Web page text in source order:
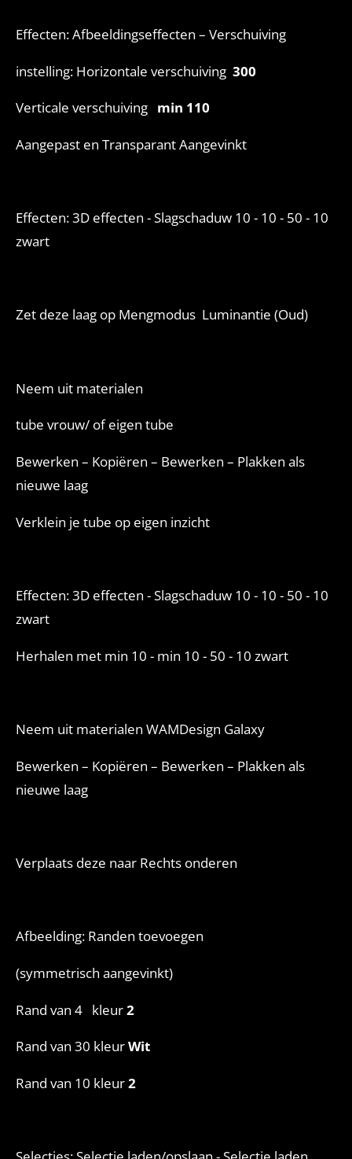
Effecten: Afbeeldingseffecten – Verschuiving
instelling: Horizontale verschuiving 300
Verticale verschuiving min 110
Aangepast en Transparant Aangevinkt
Effecten: 3D effecten - Slagschaduw 10 - 10 - 50 - 10
zwart
Zet deze laag op Mengmodus Luminantie (Oud)
Neem uit materialen
tube vrouw/ of eigen tube
Bewerken – Kopiëren – Bewerken – Plakken als
nieuwe laag
Verklein je tube op eigen inzicht
Effecten: 3D effecten - Slagschaduw 10 - 10 - 50 - 10
zwart
Herhalen met min 10 - min 10 - 50 - 10 zwart
Neem uit materialen WAMDesign Galaxy
Bewerken – Kopiëren – Bewerken – Plakken als
nieuwe laag
Verplaats deze naar Rechts onderen
Afbeelding: Randen toevoegen
(symmetrisch aangevinkt)
Rand van 4 kleur2
Rand van 30 kleurWit
Rand van 10 kleur2